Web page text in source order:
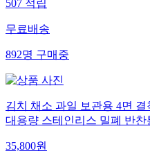
507적립
무료배송
892명구매중
김치 채소 과일 보관용 4면
대용량 스테인리스 밀폐 반찬
35,800원